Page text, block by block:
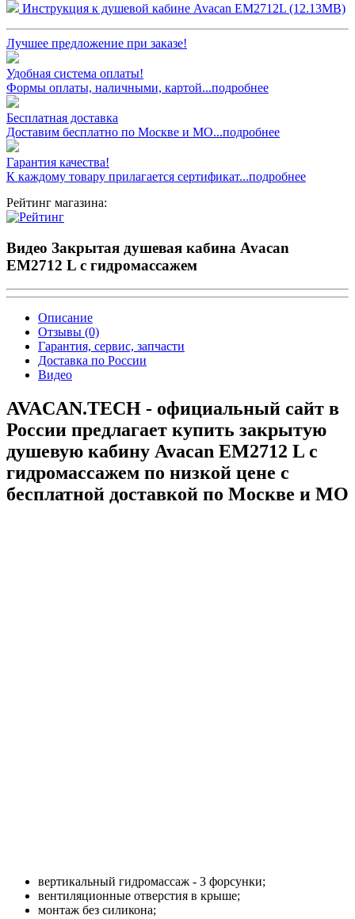
Инструкция к душевой кабине Avacan EM2712L (12.13MB)
Лучшее предложение при заказе!
Удобная система оплаты!
Формы оплаты, наличными, картой...подробнее
Бесплатная доставка
Доставим бесплатно по Москве и МО...подробнее
Гарантия качества!
К каждому товару прилагается сертификат...подробнее
Рейтинг магазина:
Видео Закрытая душевая кабина Avacan
EM2712 L с гидромассажем
Описание
Отзывы (0)
Гарантия, сервис, запчасти
Доставка по России
Видео
AVACAN.TECH - официальный сайт в
России предлагает купить закрытую
душевую кабину Avacan EM2712 L с
гидромассажем по низкой цене с
бесплатной доставкой по Москве и МО
вертикальный гидромассаж - 3 форсунки;
вентиляционные отверстия в крыше;
монтаж без силикона;